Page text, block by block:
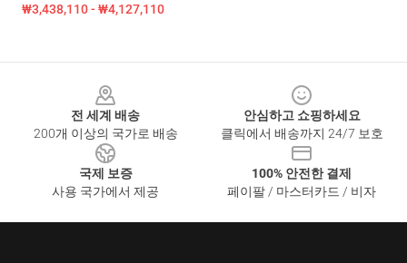
₩3,438,110 - ₩4,127,110
전 세계 배송
200개 이상의 국가로 배송
안심하고 쇼핑하세요
클릭에서 배송까지 24/7 보호
국제 보증
사용 국가에서 제공
100% 안전한 결제
페이팔 / 마스터카드 / 비자